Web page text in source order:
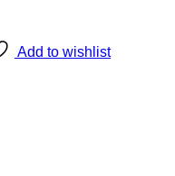
Add to wishlist